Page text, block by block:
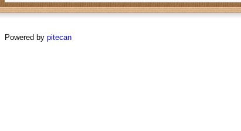
Powered by pitecan